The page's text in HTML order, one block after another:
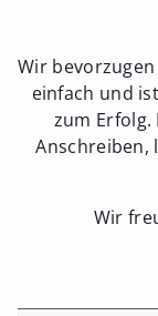
Wir
einfach und
zum Erfolg.
Anschreiben,
Wir